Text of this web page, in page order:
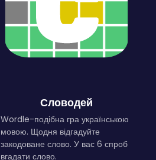
Словодей
Wordle-подібна гра українською
мовою. Щодня відгадуйте
закодоване слово. У вас 6 спроб
вгадати слово.